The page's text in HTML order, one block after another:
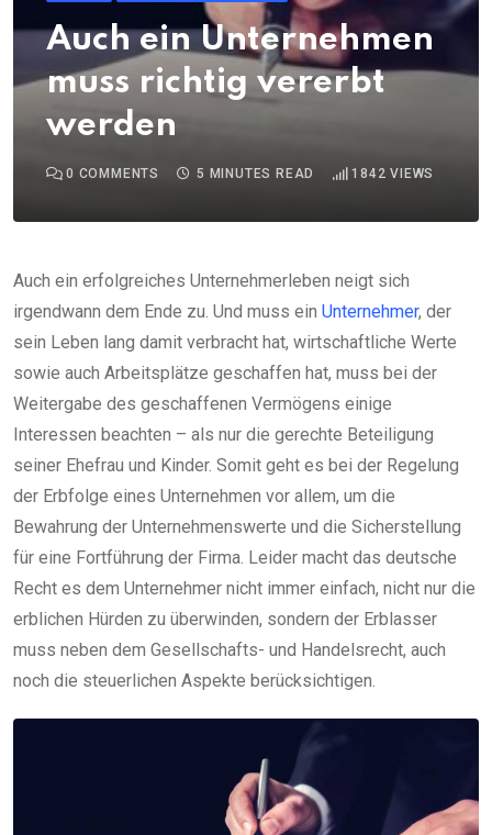
Auch ein Unternehmen
muss richtig vererbt
werden
0 COMMENTS 5 MINUTES READ 1842 VIEWS
Auch ein erfolgreiches Unternehmerleben neigt sich
irgendwann dem Ende zu. Und muss ein Unternehmer, der
sein Leben lang damit verbracht hat, wirtschaftliche Werte
sowie auch Arbeitsplätze geschaffen hat, muss bei der
Weitergabe des geschaffenen Vermögens einige
Interessen beachten – als nur die gerechte Beteiligung
seiner Ehefrau und Kinder. Somit geht es bei der Regelung
der Erbfolge eines Unternehmen vor allem, um die
Bewahrung der Unternehmenswerte und die Sicherstellung
für eine Fortführung der Firma. Leider macht das deutsche
Recht es dem Unternehmer nicht immer einfach, nicht nur die
erblichen Hürden zu überwinden, sondern der Erblasser
muss neben dem Gesellschafts- und Handelsrecht, auch
noch die steuerlichen Aspekte berücksichtigen.